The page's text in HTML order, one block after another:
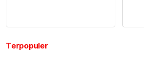
Terpopuler